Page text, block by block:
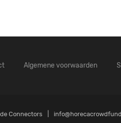
Algemene voorwaarden
Connectors